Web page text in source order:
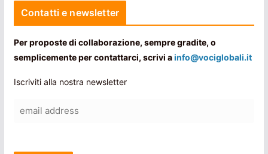
Contatti e newsletter
Per proposte di collaborazione, sempre gradite, o
semplicemente per contattarci, scrivi ainfo@vociglobali.it
Iscriviti alla nostra newsletter